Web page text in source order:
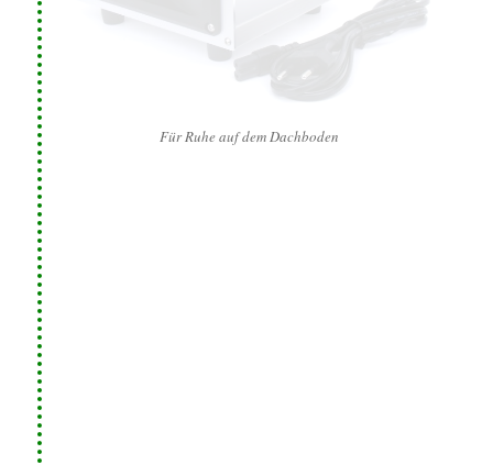
Für Ruhe auf dem Dachboden